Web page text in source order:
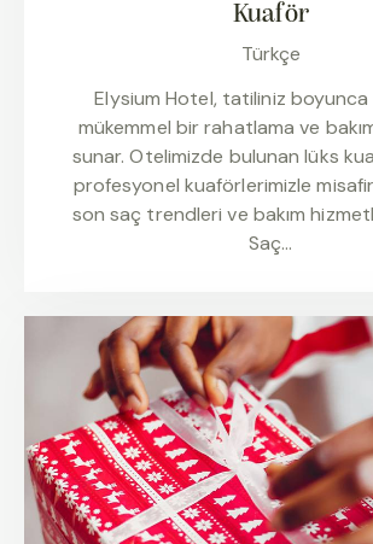
Kuaför
Türkçe
Elysium Hotel, tatiliniz boyunca
mükemmel bir rahatlama ve
sunar. Otelimizde bulunan lüks
profesyonel kuaförlerimizle
son saç trendleri ve bakım
Saç…